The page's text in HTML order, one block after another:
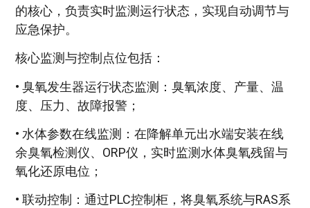
的核心，负责实时监测运行状态，实现自动调节与
应急保护。
核心监测与控制点位包括：
• 臭氧发生器运行状态监测：臭氧浓度、产量、温
度、压力、故障报警；
• 水体参数在线监测：在降解单元出水端安装在线
余臭氧检测仪、ORP仪，实时监测水体臭氧残留与
氧化还原电位；
• 联动控制：通过PLC控制柜，将臭氧系统与RAS系